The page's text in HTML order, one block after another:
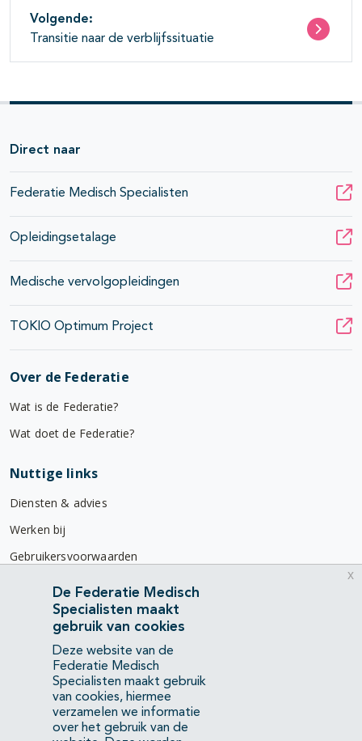
Volgende:
Transitie naar de verblijfssituatie
Direct naar
Federatie Medisch Specialisten
Opleidingsetalage
Medische vervolgopleidingen
TOKIO Optimum Project
Over de Federatie
Wat is de Federatie?
Wat doet de Federatie?
Nuttige links
Diensten & advies
Werken bij
Gebruikersvoorwaarden
Privacyverklaring
Contact
Mercatorlaan 1200
3528 BL Utrecht
(088) 505 34 34
info@richtlijnendatabase.nl
De Federatie Medisch
Specialisten maakt
gebruik van cookies
Deze website van de
Federatie Medisch
Specialisten maakt gebruik
van cookies, hiermee
verzamelen we informatie
over het gebruik van de
x